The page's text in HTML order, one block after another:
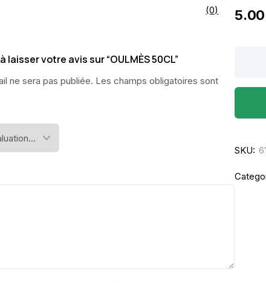
5.00
SKU:
(0)
laisser votre avis sur “OULMÈS 50CL”
ne sera pas publiée. Les champs obligatoires sont